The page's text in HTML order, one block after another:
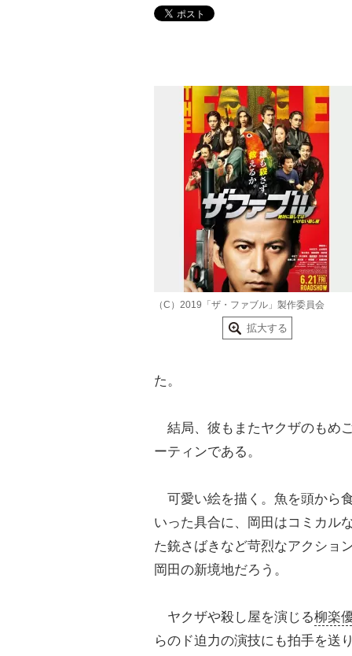
（C）2019「ザ・ファブル」製作委員会
拡大する
た。
結局、彼もまたヤクザのもめ
ーティンである。
可愛い絵を描く。魚を頭から
いった具合に、岡田はコミカル
た銃さばきなど苛烈なアクショ
岡田の新境地だろう。
ヤクザや殺し屋を演じる柳楽
らのド迫力の演技にも拍手を送り